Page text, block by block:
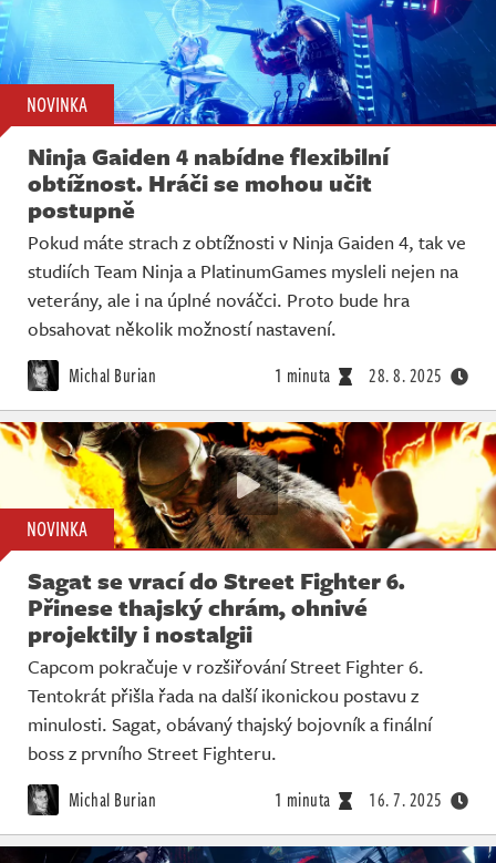
NOVINKA
Ninja Gaiden 4 nabídne flexibilní
obtížnost. Hráči se mohou učit
postupně
Pokud máte strach z obtížnosti v Ninja Gaiden 4, tak ve
studiích Team Ninja a PlatinumGames mysleli nejen na
veterány, ale i na úplné nováčci. Proto bude hra
obsahovat několik možností nastavení.
Michal Burian 1 minuta 28. 8. 2025
NOVINKA
Sagat se vrací do Street Fighter 6.
Přinese thajský chrám, ohnivé
projektily i nostalgii
Capcom pokračuje v rozšiřování Street Fighter 6.
Tentokrát přišla řada na další ikonickou postavu z
minulosti. Sagat, obávaný thajský bojovník a finální
boss z prvního Street Fighteru.
Michal Burian 1 minuta 16. 7. 2025